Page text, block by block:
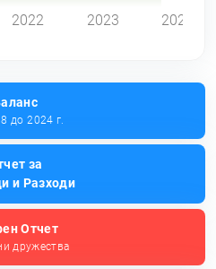
2022 2023 2024
до 2024 г.
за
и Разходи
Отчет
дружества